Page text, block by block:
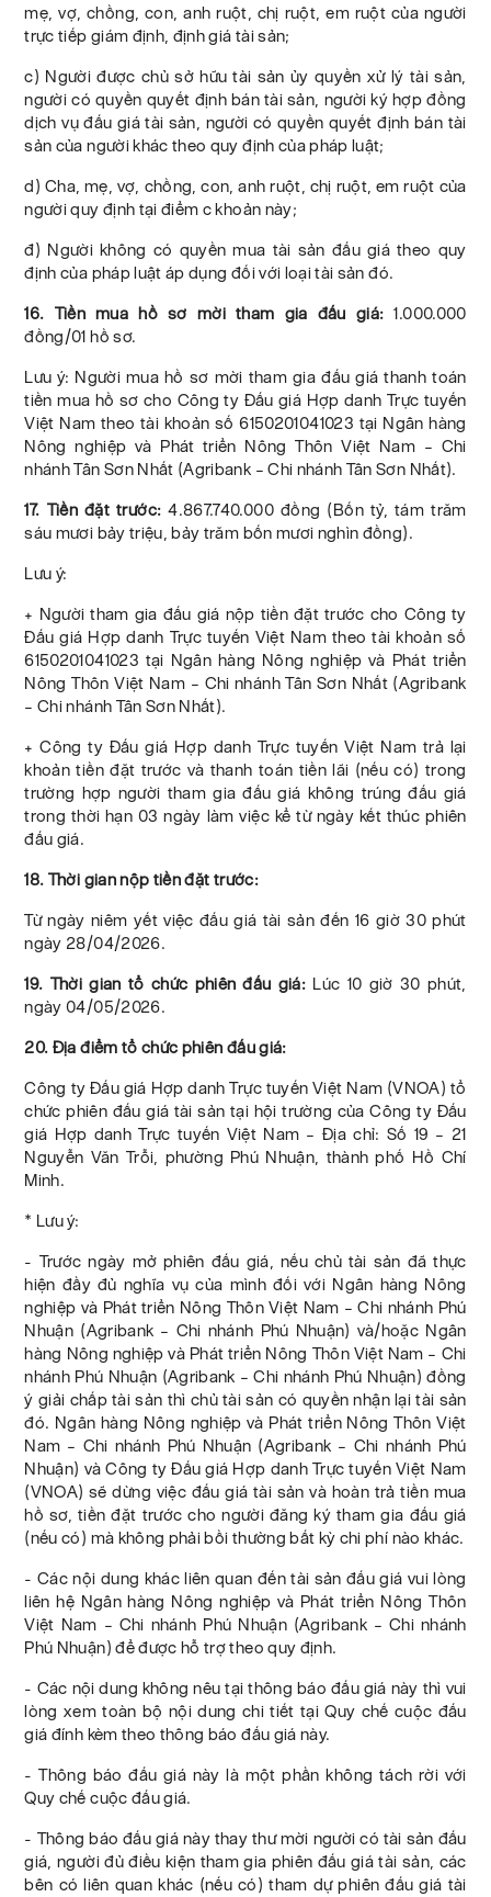
mẹ, vợ, chồng, con, anh ruột, chị ruột, em ruột của người
trực tiếp giám định, định giá tài sản;
c) Người được chủ sở hữu tài sản ủy quyền xử lý tài sản,
người có quyền quyết định bán tài sản, người ký hợp đồng
dịch vụ đấu giá tài sản, người có quyền quyết định bán tài
sản của người khác theo quy định của pháp luật;
d) Cha, mẹ, vợ, chồng, con, anh ruột, chị ruột, em ruột của
người quy định tại điểm c khoản này;
đ) Người không có quyền mua tài sản đấu giá theo quy
định của pháp luật áp dụng đối với loại tài sản đó.
16. Tiền mua hồ sơ mời tham gia đấu giá:1.000.000
đồng/01 hồ sơ.
Lưu ý: Người mua hồ sơ mời tham gia đấu giá thanh toán
tiền mua hồ sơ cho Công ty Đấu giá Hợp danh Trực tuyến
Việt Nam theo tài khoản số 6150201041023 tại Ngân hàng
Nông nghiệp và Phát triển Nông Thôn Việt Nam – Chi
nhánh Tân Sơn Nhất (Agribank – Chi nhánh Tân Sơn Nhất).
17. Tiền đặt trước: 4.867.740.000 đồng (Bốn tỷ, tám trăm
sáu mươi bảy triệu, bảy trăm bốn mươi nghìn đồng).
Lưu ý:
+ Người tham gia đấu giá nộp tiền đặt trước cho Công ty
Đấu giá Hợp danh Trực tuyến Việt Nam theo tài khoản số
6150201041023 tại Ngân hàng Nông nghiệp và Phát triển
Nông Thôn Việt Nam – Chi nhánh Tân Sơn Nhất (Agribank
– Chi nhánh Tân Sơn Nhất).
+ Công ty Đấu giá Hợp danh Trực tuyến Việt Nam trả lại
khoản tiền đặt trước và thanh toán tiền lãi (nếu có) trong
trường hợp người tham gia đấu giá không trúng đấu giá
trong thời hạn 03 ngày làm việc kể từ ngày kết thúc phiên
đấu giá.
18. Thời gian nộp tiền đặt trước:
Từ ngày niêm yết việc đấu giá tài sản đến 16 giờ 30 phút
ngày 28/04/2026.
19. Thời gian tổ chức phiên đấu giá: Lúc 10 giờ 30 phút,
ngày 04/05/2026.
20. Địa điểm tổ chức phiên đấu giá:
Công ty Đấu giá Hợp danh Trực tuyến Việt Nam (VNOA) tổ
chức phiên đấu giá tài sản tại hội trường của Công ty Đấu
giá Hợp danh Trực tuyến Việt Nam – Địa chỉ: Số 19 – 21
Nguyễn Văn Trỗi, phường Phú Nhuận, thành phố Hồ Chí
Minh.
* Lưu ý:
- Trước ngày mở phiên đấu giá, nếu chủ tài sản đã thực
hiện đầy đủ nghĩa vụ của mình đối với Ngân hàng Nông
nghiệp và Phát triển Nông Thôn Việt Nam – Chi nhánh Phú
Nhuận (Agribank – Chi nhánh Phú Nhuận) và/hoặc Ngân
hàng Nông nghiệp và Phát triển Nông Thôn Việt Nam – Chi
nhánh Phú Nhuận (Agribank – Chi nhánh Phú Nhuận) đồng
ý giải chấp tài sản thì chủ tài sản có quyền nhận lại tài sản
đó. Ngân hàng Nông nghiệp và Phát triển Nông Thôn Việt
Nam – Chi nhánh Phú Nhuận (Agribank – Chi nhánh Phú
Nhuận) và Công ty Đấu giá Hợp danh Trực tuyến Việt Nam
(VNOA) sẽ dừng việc đấu giá tài sản và hoàn trả tiền mua
hồ sơ, tiền đặt trước cho người đăng ký tham gia đấu giá
(nếu có) mà không phải bồi thường bất kỳ chi phí nào khác.
- Các nội dung khác liên quan đến tài sản đấu giá vui lòng
liên hệ Ngân hàng Nông nghiệp và Phát triển Nông Thôn
Việt Nam – Chi nhánh Phú Nhuận (Agribank – Chi nhánh
Phú Nhuận) để được hỗ trợ theo quy định.
- Các nội dung không nêu tại thông báo đấu giá này thì vui
lòng xem toàn bộ nội dung chi tiết tại Quy chế cuộc đấu
giá đính kèm theo thông báo đấu giá này.
- Thông báo đấu giá này là một phần không tách rời với
Quy chế cuộc đấu giá.
- Thông báo đấu giá này thay thư mời người có tài sản đấu
giá, người đủ điều kiện tham gia phiên đấu giá tài sản, các
bên có liên quan khác (nếu có) tham dự phiên đấu giá tài